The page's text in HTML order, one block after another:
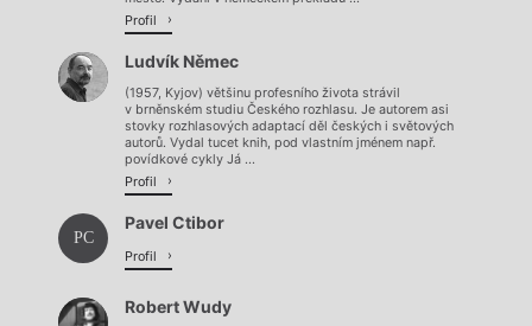
Profil
Ludvík Němec
(1957, Kyjov) většinu profesního života strávil
v brněnském studiu Českého rozhlasu. Je autorem asi
stovky rozhlasových adaptací děl českých i světových
autorů. Vydal tucet knih, pod vlastním jménem např.
povídkové cykly Já ...
Profil
PC
Pavel Ctibor
Profil
Robert Wudy